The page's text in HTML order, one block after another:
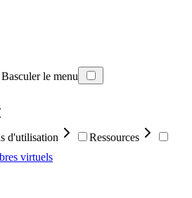
Basculer le menu
d'utilisation
Ressources
virtuels